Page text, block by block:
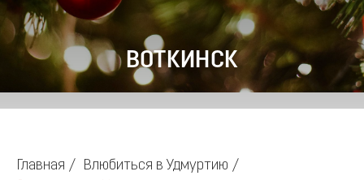
ВОТКИНСК
Главная / Влюбиться в Удмуртию /